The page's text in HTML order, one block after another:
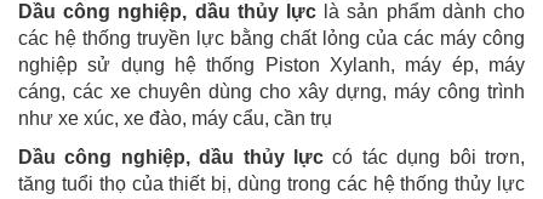
Dầu công nghiệp, dầu thủy lực là sản phẩm dành cho
các hệ thống truyền lực bằng chất lỏng của các máy công
nghiệp sử dụng hệ thống Piston Xylanh, máy ép, máy
cáng, các xe chuyên dùng cho xây dựng, máy công trình
như xe xúc, xe đào, máy cẩu, cần trụ
Dầu công nghiệp, dầu thủy lực có tác dụng bôi trơn,
tăng tuổi thọ của thiết bị, dùng trong các hệ thống thủy lực